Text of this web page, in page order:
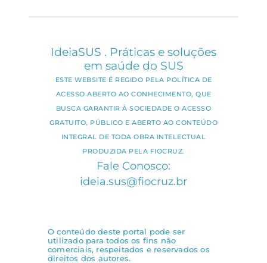
IdeiaSUS . Práticas e soluções
em saúde do SUS
ESTE WEBSITE É REGIDO PELA POLÍTICA DE
ACESSO ABERTO AO CONHECIMENTO, QUE
BUSCA GARANTIR À SOCIEDADE O ACESSO
GRATUITO, PÚBLICO E ABERTO AO CONTEÚDO
INTEGRAL DE TODA OBRA INTELECTUAL
PRODUZIDA PELA FIOCRUZ.
Fale Conosco:
ideia.sus@fiocruz.br
O conteúdo deste portal pode ser
utilizado para todos os fins não
comerciais, respeitados e reservados os
direitos dos autores.